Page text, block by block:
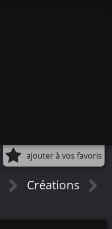
ajouter à vos favoris
Créations